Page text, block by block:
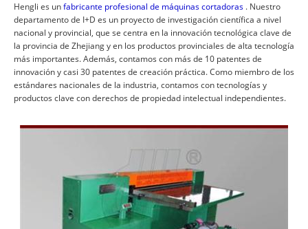
Hengli es unfabricante profesional de máquinas cortadoras . Nuestro
departamento de I+D es un proyecto de investigación científica a nivel
nacional y provincial, que se centra en la innovación tecnológica clave de
la provincia de Zhejiang y en los productos provinciales de alta tecnología
más importantes. Además, contamos con más de 10 patentes de
innovación y casi 30 patentes de creación práctica. Como miembro de los
estándares nacionales de la industria, contamos con tecnologías y
productos clave con derechos de propiedad intelectual independientes.